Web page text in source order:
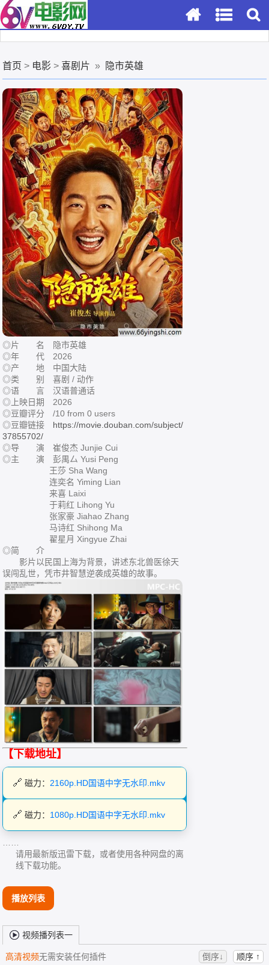
首页 > 电影 >喜剧片 » 隐市英雄
◎片 名 隐市英雄
◎年 代 2026
◎产 地 中国大陆
◎类 别 喜剧 / 动作
◎语 言 汉语普通话
◎上映日期 2026
◎豆瓣评分 /10 from 0 users
◎豆瓣链接 https://movie.douban.com/subject/
37855702/
◎导 演 崔俊杰 Junjie Cui
◎主 演 彭禺厶 Yusi Peng
王莎 Sha Wang
连奕名 Yiming Lian
来喜 Laixi
于莉红 Lihong Yu
张家豪 Jiahao Zhang
马诗红 Shihong Ma
翟星月 Xingyue Zhai
◎简 介
影片以民国上海为背景，讲述东北兽医徐天
误闯乱世，凭市井智慧逆袭成英雄的故事。
【下载地址】
磁力： 2160p.HD国语中字无水印.mkv
磁力： 1080p.HD国语中字无水印.mkv
请用最新版迅雷下载，或者使用各种网盘的离
线下载功能。
播放列表
视频播列表一
高清视频无需安装任何插件 倒序↓ 顺序 ↑